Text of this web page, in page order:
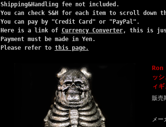
Shipping&Handling fee not included.
You can check S&H for each item to scroll down
You can pay by "Credit Card" or "PayPal".
Here is a link of Currency Converter, this is
Payment must be made in Yen.
Please refer to this page.
ッ
ィ
販売
メー